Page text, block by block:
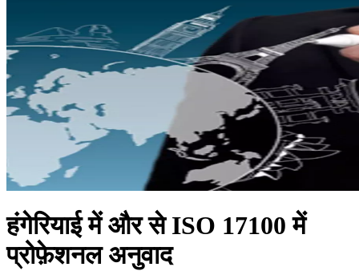
हंगेरियाई में और से ISO 17100 में
प्रोफ़ेशनल अनुवाद